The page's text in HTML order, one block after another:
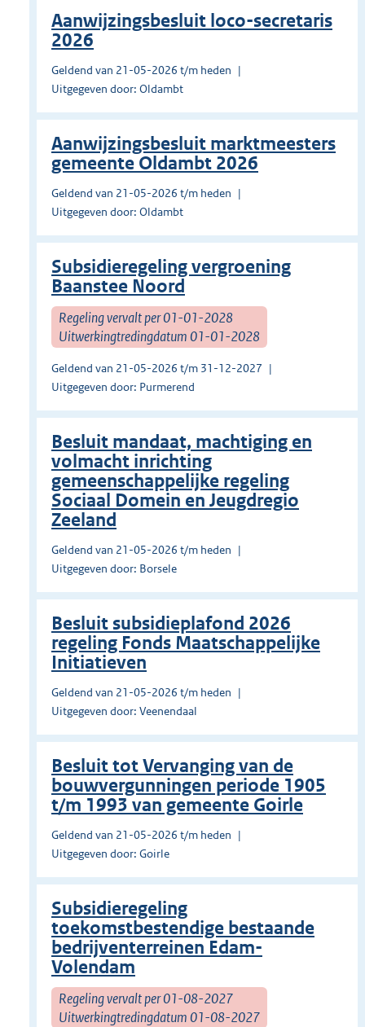
Aanwijzingsbesluit loco-secretaris
2026
Geldend van 21-05-2026 t/m heden
Uitgegeven door: Oldambt
Aanwijzingsbesluit marktmeesters
gemeente Oldambt 2026
Geldend van 21-05-2026 t/m heden
Uitgegeven door: Oldambt
Subsidieregeling vergroening
Baanstee Noord
Regeling vervalt per 01-01-2028
Uitwerkingtredingdatum 01-01-2028
Geldend van 21-05-2026 t/m 31-12-2027
Uitgegeven door: Purmerend
Besluit mandaat, machtiging en
volmacht inrichting
gemeenschappelijke regeling
Sociaal Domein en Jeugdregio
Zeeland
Geldend van 21-05-2026 t/m heden
Uitgegeven door: Borsele
Besluit subsidieplafond 2026
regeling Fonds Maatschappelijke
Initiatieven
Geldend van 21-05-2026 t/m heden
Uitgegeven door: Veenendaal
Besluit tot Vervanging van de
bouwvergunningen periode 1905
t/m 1993 van gemeente Goirle
Geldend van 21-05-2026 t/m heden
Uitgegeven door: Goirle
Subsidieregeling
toekomstbestendige bestaande
bedrijventerreinen Edam-
Volendam
Regeling vervalt per 01-08-2027
Uitwerkingtredingdatum 01-08-2027